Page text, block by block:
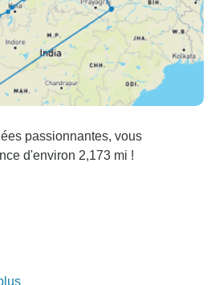
passionnantes, vous
d'environ 2,173 mi !